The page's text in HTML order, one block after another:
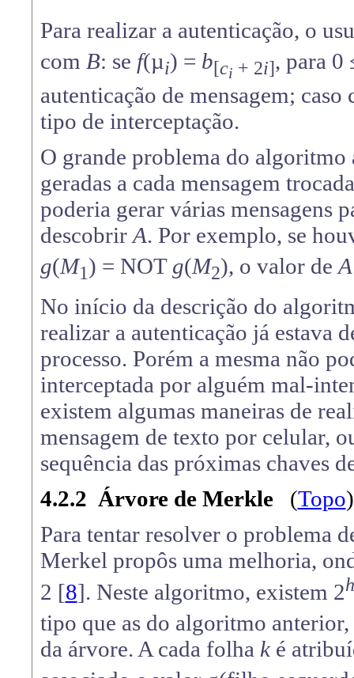
Para realizar a autenticação, o
com B: se f(µi) = b[ci + 2i], para 0
autenticação de mensagem;
tipo de interceptação.
O grande problema do algoritmo
geradas a cada mensagem
poderia gerar várias mensagens
descobrir A. Por exemplo, se
g(M1) = NOT g(M2), o valor de A
No início da descrição do
realizar a autenticação já estava
processo. Porém a mesma não
interceptada por alguém mal-
existem algumas maneiras de
mensagem de texto por celular,
sequência das próximas chaves
4.2.2 Árvore de Merkle(Topo)
Para tentar resolver o problema
Merkel propôs uma melhoria,
2 [8]. Neste algoritmo, existem 2h
tipo que as do algoritmo anterior,
da árvore. A cada folha ké